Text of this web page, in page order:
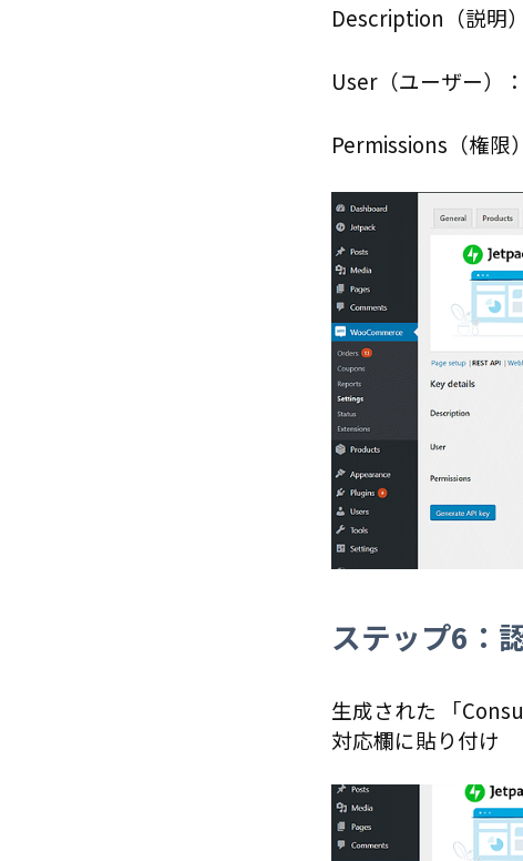
Description（説明
User（ユーザー）：
Permissions（権限
ステップ6：
生成された 「
対応欄に貼り付け